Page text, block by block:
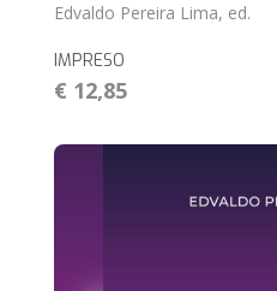
Edvaldo Pereira Lima, ed.
IMPRESO
€ 12,85